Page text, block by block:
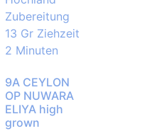
9A CEYLON
OP NUWARA
ELIYA high
grown